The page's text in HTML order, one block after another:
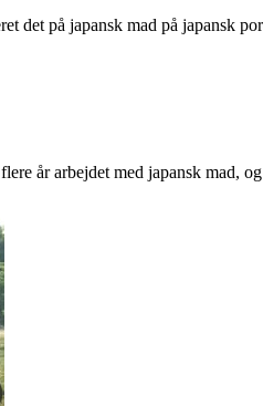
det på japansk mad på japansk
år arbejdet med japansk mad,